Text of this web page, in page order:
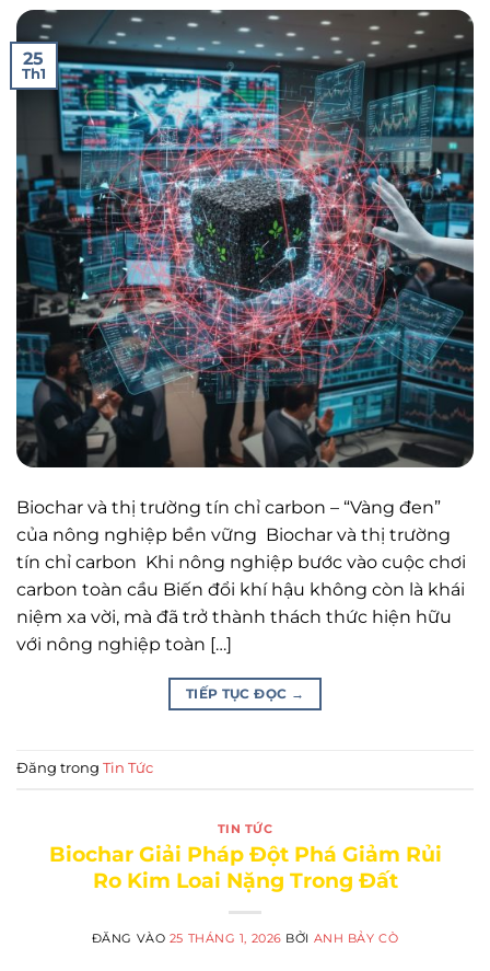
25
Th1
Biochar và thị trường tín chỉ carbon – “Vàng đen”
của nông nghiệp bền vững Biochar và thị trường
tín chỉ carbon Khi nông nghiệp bước vào cuộc chơi
carbon toàn cầu Biến đổi khí hậu không còn là khái
niệm xa vời, mà đã trở thành thách thức hiện hữu
với nông nghiệp toàn […]
TIẾP TỤC ĐỌC →
Đăng trong Tin Tức
TIN TỨC
Biochar Giải Pháp Đột Phá Giảm Rủi
Ro Kim Loai Nặng Trong Đất
ĐĂNG VÀO 25 THÁNG 1, 2026 BỞI ANH BẢY CÒ